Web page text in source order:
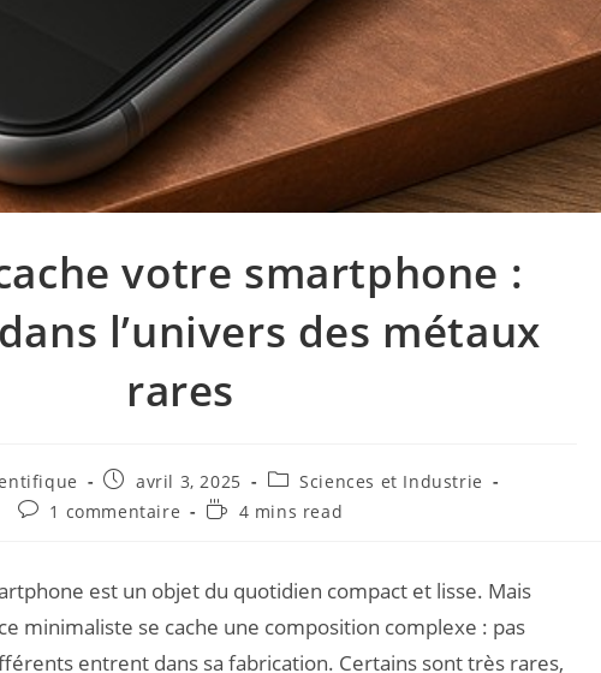
votre smartphone :
l’univers des métaux
rares
avril 3, 2025
Sciences et Industrie
1 commentaire
4 mins read
est un objet du quotidien compact et lisse. Mais
minimaliste se cache une composition complexe : pas
entrent dans sa fabrication. Certains sont très rares,